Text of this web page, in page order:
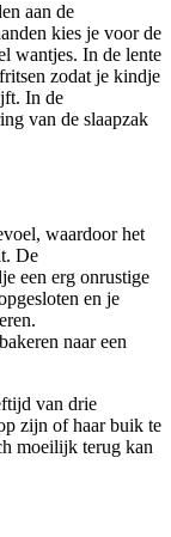
aan de
kies je voor de
wantjes. In de lente
zodat je kindje
In de
van de slaapzak
waardoor het
De
een erg onrustige
en je
naar een
van drie
zijn of haar buik te
moeilijk terug kan